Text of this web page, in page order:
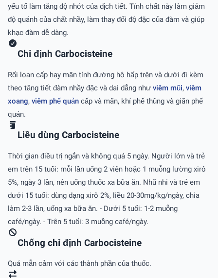
yếu tố làm tăng độ nhớt của dịch tiết. Tính chất này làm giảm
độ quánh của chất nhầy, làm thay đổi độ đặc của đàm và giúp
khạc đàm dễ dàng.
Chỉ định Carbocisteine
Rối loạn cấp hay mãn tính đường hô hấp trên và dưới đi kèm
theo tăng tiết đàm nhầy đặc và dai dẳng như viêm mũi, viêm
xoang, viêm phế quản cấp và mãn, khí phế thũng và giãn phế
quản.
Liều dùng Carbocisteine
Thời gian điều trị ngắn và không quá 5 ngày. Người lớn và trẻ
em trên 15 tuổi: mỗi lần uống 2 viên hoặc 1 muỗng lường xirô
5%, ngày 3 lần, nên uống thuốc xa bữa ăn. Nhũ nhi và trẻ em
dưới 15 tuổi: dùng dạng xirô 2%, liều 20-30mg/kg/ngày, chia
làm 2-3 lần, uống xa bữa ăn. - Dưới 5 tuổi: 1-2 muỗng
café/ngày. - Trên 5 tuổi: 3 muỗng café/ngày.
Chống chỉ định Carbocisteine
Quá mẫn cảm với các thành phần của thuốc.